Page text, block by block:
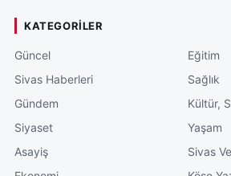
KATEGORILER
Güncel
Sivas Haberleri
Gündem
Siyaset
Asayiş
Eğitim
Sağlık
Kültür,
Yaşam
Sivas